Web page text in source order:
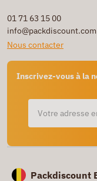
01 71 63 15 00
info@packdiscount.com
Nous contacter
Inscrivez-vous à la
Packdiscount